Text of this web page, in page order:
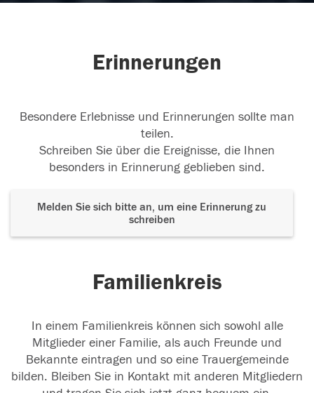
Erinnerungen
Besondere Erlebnisse und Erinnerungen sollte man
teilen.
Schreiben Sie über die Ereignisse, die Ihnen
besonders in Erinnerung geblieben sind.
Melden Sie sich bitte an, um eine Erinnerung zu
schreiben
Familienkreis
In einem Familienkreis können sich sowohl alle
Mitglieder einer Familie, als auch Freunde und
Bekannte eintragen und so eine Trauergemeinde
bilden. Bleiben Sie in Kontakt mit anderen Mitgliedern